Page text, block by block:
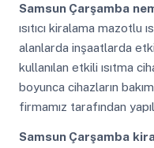
Samsun Çarşamba
ısıtıcı kiralama mazotlu
alanlarda inşaatlarda
kullanılan etkili ısıtma
boyunca cihazların
firmamız tarafından
Samsun Çarşamba